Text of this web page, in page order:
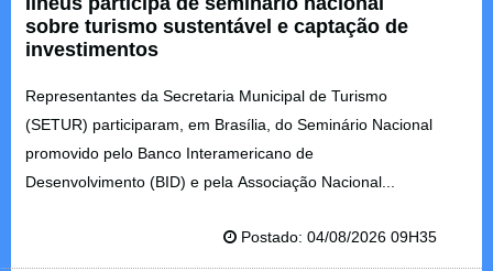
sobre turismo sustentável e captação de
investimentos
Representantes da Secretaria Municipal de Turismo
(SETUR) participaram, em Brasília, do Seminário Nacional
promovido pelo Banco Interamericano de
Desenvolvimento (BID) e pela Associação Nacional...
Postado: 04/08/2026 09H35